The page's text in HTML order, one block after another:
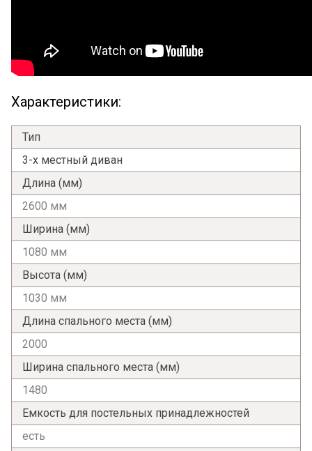
Характеристики:
Тип
3-х местный диван
Длина (мм)
2600 мм
Ширина (мм)
1080 мм
Высота (мм)
1030 мм
Длина спального места (мм)
2000
Ширина спального места (мм)
1480
Емкость для постельных принадлежностей
есть